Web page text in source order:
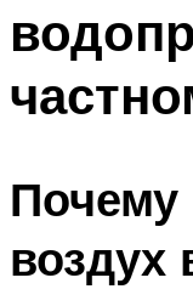
Почему
воздух